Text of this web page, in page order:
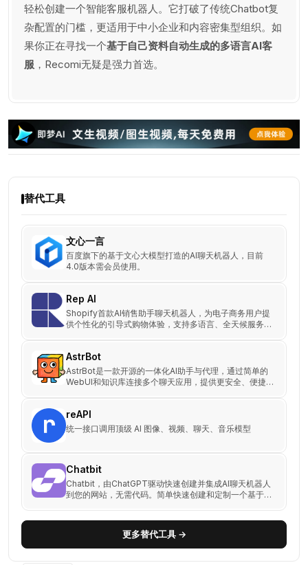
轻松创建一个智能客服机器人。它打破了传统Chatbot复
杂配置的门槛，更适用于中小企业和内容密集型组织。如
果你正在寻找一个基于自己资料自动生成的多语言AI客
服 ，Recomi无疑是强力首选。
替代工具
文心一言
百度旗下的基于文心大模型打造的AI聊天机器人，目前
4.0版本需会员使用。
Rep AI
Shopify首款AI销售助手聊天机器人，为电子商务用户提
供个性化的引导式购物体验，支持多语言、全天候服务，
AstrBot
AstrBot是一款开源的一体化AI助手与代理，通过简单的
WebUI和知识库连接多个聊天应用，提供更安全、便捷
reAPI
统一接口调用顶级 AI 图像、视频、聊天、音乐模型
Chatbit
Chatbit，由ChatGPT驱动快速创建并集成AI聊天机器人
到您的网站，无需代码。简单快速创建和定制一个基于自
更多替代工具 →